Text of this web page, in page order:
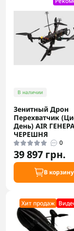
В наличии
Зенитный Дрон
Перехватчик
День) AIR
ЧЕРЕШНЯ
0
39 897 грн.
В корзину
Хит продаж